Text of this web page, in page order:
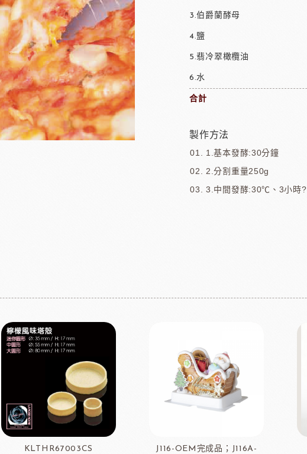
3.伯爵蘭酵母
4.鹽
5.翡冷翠橄欖油
6.水
合計
製作方法
1.基本發酵:30分鐘
2.分割重量250g
3.中間發酵:30℃、3小時?
KLTHR67003CS
J116-OEM完成品；J116A-